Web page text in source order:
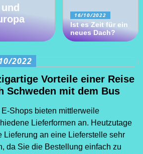
16/10/2022
Ist es Zeit für ein
neues Dach?
2022
Vorteile einer Reise
Schweden mit dem Bus
Shops bieten mittlerweile
Lieferformen an. Heutzutage
Lieferung an eine Lieferstelle sehr
da Sie die Bestellung einfach zu